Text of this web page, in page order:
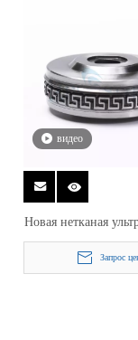
видео
Новая нетканая
швейная машина
производстваЗапрос